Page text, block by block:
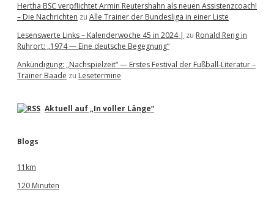
Hertha BSC verpflichtet Armin Reutershahn als neuen Assistenzcoach!
– Die Nachrichten zu Alle Trainer der Bundesliga in einer Liste
Lesenswerte Links – Kalenderwoche 45 in 2024 | zu Ronald Reng in
Ruhrort: „1974 — Eine deutsche Begegnung“
Ankündigung: „Nachspielzeit“ — Erstes Festival der Fußball-Literatur –
Trainer Baade zu Lesetermine
Aktuell auf „In voller Länge“
Blogs
11km
120 Minuten